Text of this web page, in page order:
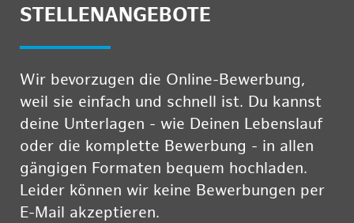
STELLENANGEBOTE
Wir bevorzugen die Online-Bewerbung,
weil sie einfach und schnell ist. Du kannst
deine Unterlagen - wie Deinen Lebenslauf
oder die komplette Bewerbung - in allen
gängigen Formaten bequem hochladen.
Leider können wir keine Bewerbungen per
E-Mail akzeptieren.